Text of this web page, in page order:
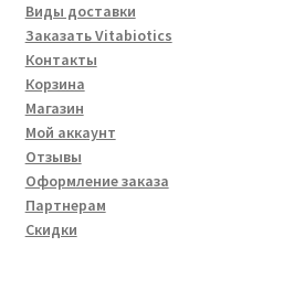
Виды доставки
Заказать Vitabiotics
Контакты
Корзина
Магазин
Мой аккаунт
Отзывы
Оформление заказа
Партнерам
Скидки